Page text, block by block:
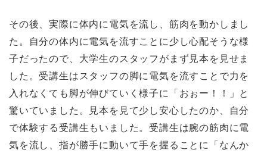
その後、実際に体内に電気を流し、筋肉を動かしまし
た。自分の体内に電気を流すことに少し心配そうな様
子だったので、大学生のスタッフがまず見本を見せま
した。受講生はスタッフの脚に電気を流すことで力を
入れなくても脚が伸びていく様子に「おぉー！！」と
驚いていました。見本を見て少し安心したのか、自分
で体験する受講生もいました。受講生は腕の筋肉に電
気を流し、指が勝手に動いて手を握ることに「なんか